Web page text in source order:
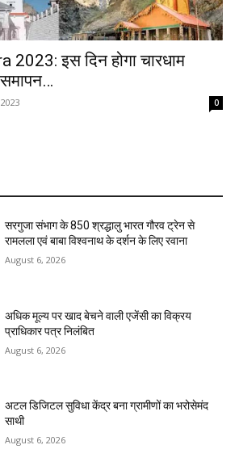
2023: इस दिन होगा चारधाम
समापन…
0
सरगुजा संभाग के 850 श्रद्धालु भारत गौरव ट्रेन से
रामलला एवं बाबा विश्वनाथ के दर्शन के लिए रवाना
August 6, 2026
अधिक मूल्य पर खाद बेचने वाली एजेंसी का विक्रय
प्राधिकार पत्र निलंबित
August 6, 2026
अटल डिजिटल सुविधा केंद्र बना ग्रामीणों का भरोसेमंद
साथी
August 6, 2026